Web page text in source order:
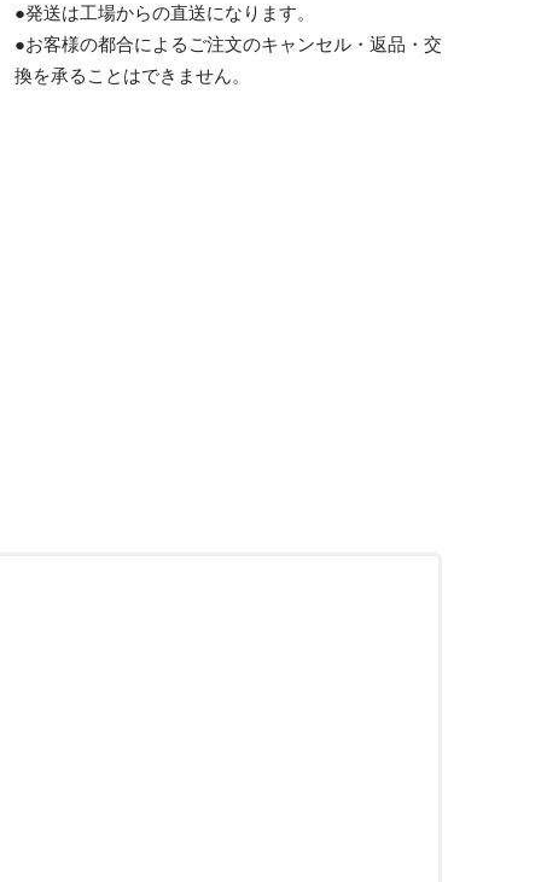
●発送は工場からの直送になります。
●お客様の都合によるご注文のキャンセル・返品・交
換を承ることはできません。